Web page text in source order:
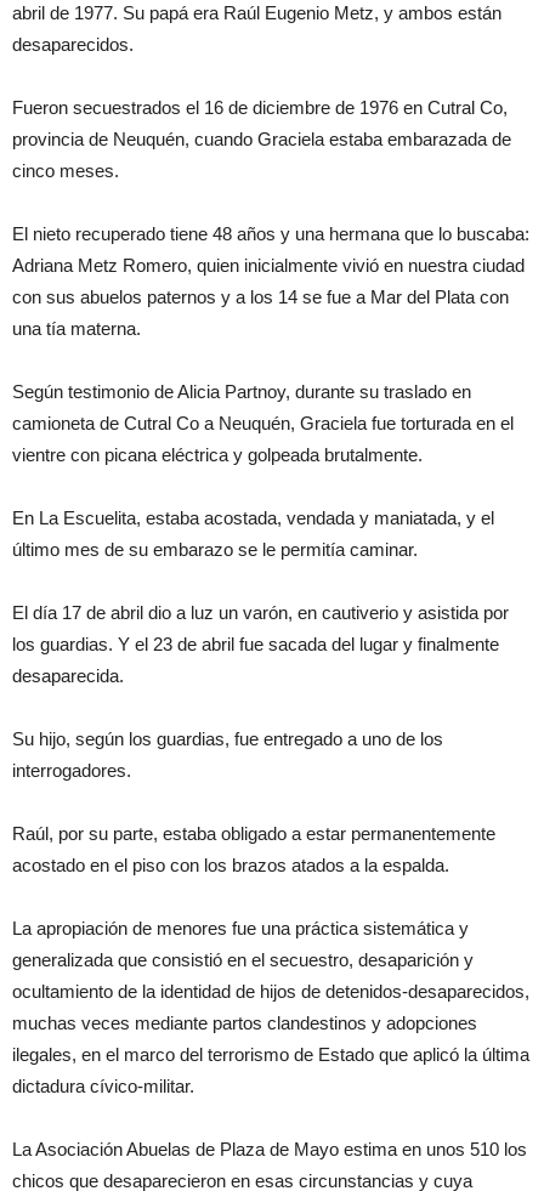
abril de 1977. Su papá era Raúl Eugenio Metz, y ambos están
desaparecidos.
Fueron secuestrados el 16 de diciembre de 1976 en Cutral Co,
provincia de Neuquén, cuando Graciela estaba embarazada de
cinco meses.
El nieto recuperado tiene 48 años y una hermana que lo buscaba:
Adriana Metz Romero, quien inicialmente vivió en nuestra ciudad
con sus abuelos paternos y a los 14 se fue a Mar del Plata con
una tía materna.
Según testimonio de Alicia Partnoy, durante su traslado en
camioneta de Cutral Co a Neuquén, Graciela fue torturada en el
vientre con picana eléctrica y golpeada brutalmente.
En La Escuelita, estaba acostada, vendada y maniatada, y el
último mes de su embarazo se le permitía caminar.
El día 17 de abril dio a luz un varón, en cautiverio y asistida por
los guardias. Y el 23 de abril fue sacada del lugar y finalmente
desaparecida.
Su hijo, según los guardias, fue entregado a uno de los
interrogadores.
Raúl, por su parte, estaba obligado a estar permanentemente
acostado en el piso con los brazos atados a la espalda.
La apropiación de menores fue una práctica sistemática y
generalizada que consistió en el secuestro, desaparición y
ocultamiento de la identidad de hijos de detenidos-desaparecidos,
muchas veces mediante partos clandestinos y adopciones
ilegales, en el marco del terrorismo de Estado que aplicó la última
dictadura cívico-militar.
La Asociación Abuelas de Plaza de Mayo estima en unos 510 los
chicos que desaparecieron en esas circunstancias y cuya